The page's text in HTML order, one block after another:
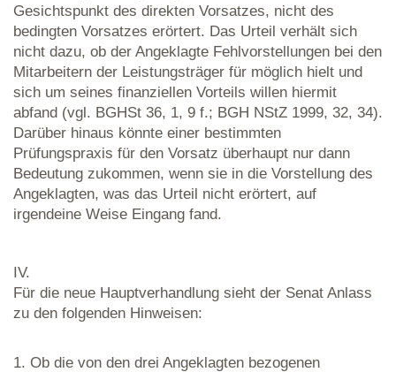
Gesichtspunkt des direkten Vorsatzes, nicht des
bedingten Vorsatzes erörtert. Das Urteil verhält sich
nicht dazu, ob der Angeklagte Fehlvorstellungen bei den
Mitarbeitern der Leistungsträger für möglich hielt und
sich um seines finanziellen Vorteils willen hiermit
abfand (vgl. BGHSt 36, 1, 9 f.; BGH NStZ 1999, 32, 34).
Darüber hinaus könnte einer bestimmten
Prüfungspraxis für den Vorsatz überhaupt nur dann
Bedeutung zukommen, wenn sie in die Vorstellung des
Angeklagten, was das Urteil nicht erörtert, auf
irgendeine Weise Eingang fand.
IV.
Für die neue Hauptverhandlung sieht der Senat Anlass
zu den folgenden Hinweisen:
1. Ob die von den drei Angeklagten bezogenen